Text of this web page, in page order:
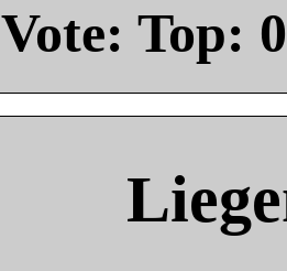
Vote: Top: 0